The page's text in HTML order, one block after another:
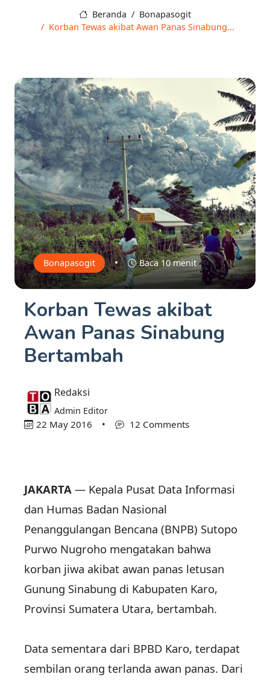
Beranda
Bonapasogit
Korban Tewas akibat Awan Panas Sinabung...
Bonapasogit • Baca 10 menit
Korban Tewas akibat
Awan Panas Sinabung
Bertambah
Redaksi
Admin Editor
22 May 2016 • 12 Comments
JAKARTA — Kepala Pusat Data Informasi
dan Humas Badan Nasional
Penanggulangan Bencana (BNPB) Sutopo
Purwo Nugroho mengatakan bahwa
korban jiwa akibat awan panas letusan
Gunung Sinabung di Kabupaten Karo,
Provinsi Sumatera Utara, bertambah.
Data sementara dari BPBD Karo, terdapat
sembilan orang terlanda awan panas. Dari